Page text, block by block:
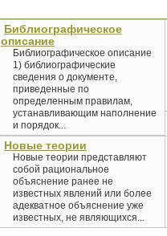
Библиографическое
описание
Библиографическое описание
1) библиографические
сведения о документе,
приведенные по
определенным правилам,
устанавливающим наполнение
и порядок...
Новые теории
Новые теории представляют
собой рациональное
объяснение ранее не
известных явлений или более
адекватное объяснение уже
известных, не являющихся...